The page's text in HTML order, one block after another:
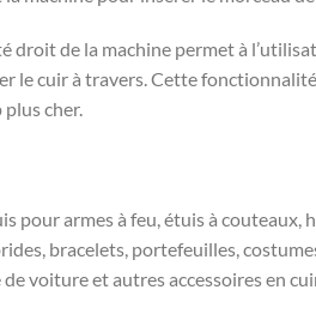
droit de la machine permet à
le cuir à travers. Cette
cher.
pour armes à feu, étuis à couteaux,
bracelets, portefeuilles,
voiture et autres accessoires en